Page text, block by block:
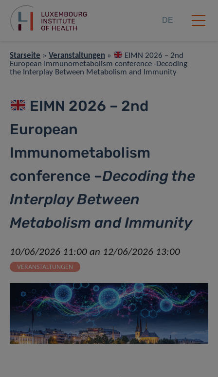
DE
Starseite » Veranstaltungen »
EIMN 2026 – 2nd
European Immunometabolism conference -Decoding
the Interplay Between Metabolism and Immunity
EIMN 2026 – 2nd
European
Immunometabolism
conference –Decoding the
Interplay Between
Metabolism and Immunity
10/06/2026 11:00 an 12/06/2026 13:00
VERANSTALTUNGEN